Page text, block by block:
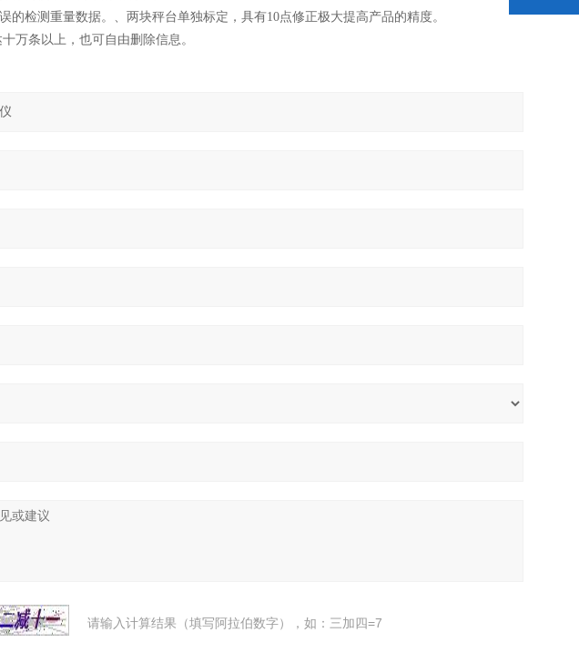
检测重量数据。、两块秤台单独标定，具有10点修正极大提高产品的精度。
万条以上，也可自由删除信息。
请输入计算结果（填写阿拉伯数字），如：三加四=7